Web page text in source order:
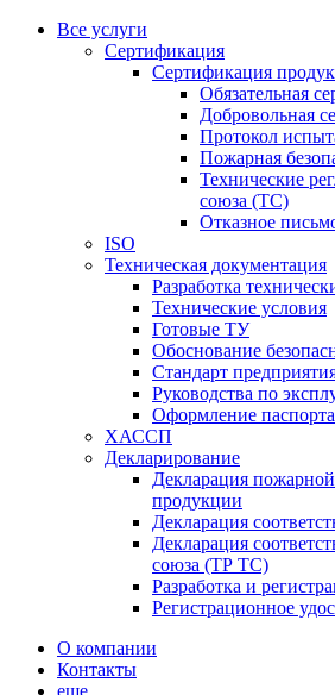
Все услуги
Сертификация
Сертификация
Обязательная
Добровольная
Протокол
Пожарная
Технические
союза (ТС)
Отказное
ISO
Техническая документация
Разработка
Технические условия
Готовые ТУ
Обоснование
Стандарт
Руководства по
Оформление
ХАССП
Декларирование
Декларация пожарной
продукции
Декларация
Декларация
союза (ТР ТС)
Разработка и
Регистрационное
О компании
Контакты
еще